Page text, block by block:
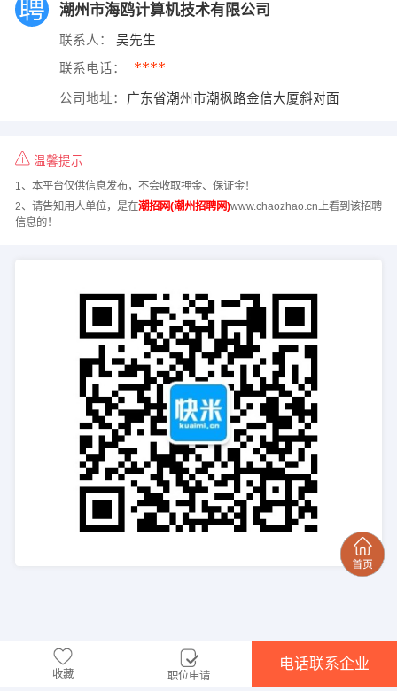
潮州市海鸥计算机技术有限公司
联系人： 吴先生
联系电话： ****
公司地址： 广东省潮州市潮枫路金信大厦斜对面
温馨提示
1、本平台仅供信息发布，不会收取押金、保证金！
2、请告知用人单位，是在潮招网(潮州招聘网)www.chaozhao.cn上看到该招聘
信息的！
收藏 职位申请
电话联系企业